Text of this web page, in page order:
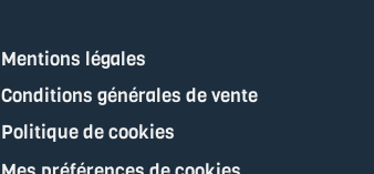
Mentions légales
Conditions générales de vente
Politique de cookies